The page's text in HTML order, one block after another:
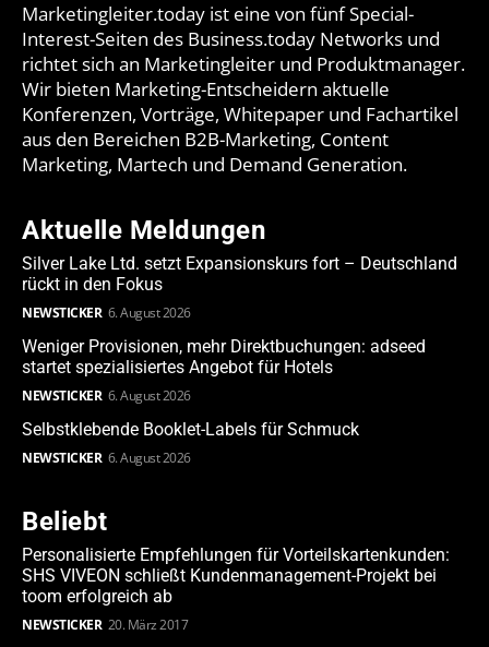
Marketingleiter.today ist eine von fünf Special-
Interest-Seiten des Business.today Networks und
richtet sich an Marketingleiter und Produktmanager.
Wir bieten Marketing-Entscheidern aktuelle
Konferenzen, Vorträge, Whitepaper und Fachartikel
aus den Bereichen B2B-Marketing, Content
Marketing, Martech und Demand Generation.
Aktuelle Meldungen
Silver Lake Ltd. setzt Expansionskurs fort – Deutschland
rückt in den Fokus
NEWSTICKER 6. August 2026
Weniger Provisionen, mehr Direktbuchungen: adseed
startet spezialisiertes Angebot für Hotels
NEWSTICKER 6. August 2026
Selbstklebende Booklet-Labels für Schmuck
NEWSTICKER 6. August 2026
Beliebt
Personalisierte Empfehlungen für Vorteilskartenkunden:
SHS VIVEON schließt Kundenmanagement-Projekt bei
toom erfolgreich ab
NEWSTICKER 20. März 2017